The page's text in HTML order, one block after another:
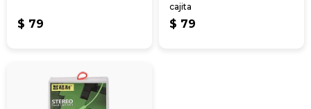
$ 79
cajita
$ 79